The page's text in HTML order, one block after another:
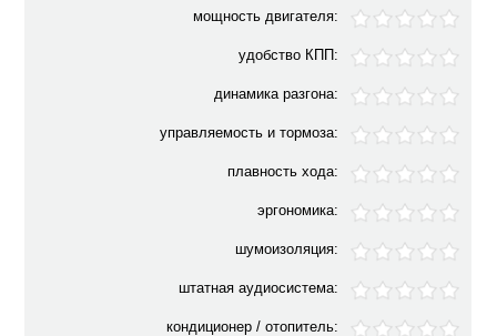
мощность двигателя:
удобство КПП:
динамика разгона:
управляемость и тормоза:
плавность хода:
эргономика:
шумоизоляция:
штатная аудиосистема:
кондиционер / отопитель: